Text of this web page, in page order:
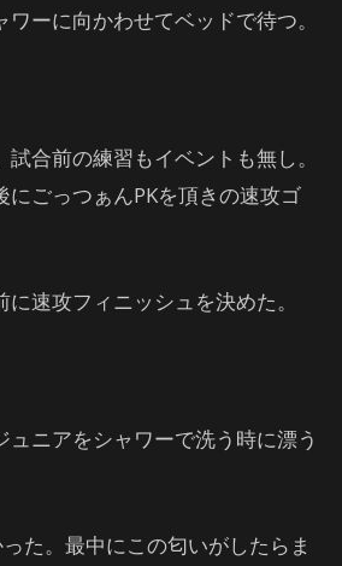
ーに向かわせてベッドで待つ。
合前の練習もイベントも無し。
にごっつぁんPKを頂きの速攻ゴ
速攻フィニッシュを決めた。
ュニアをシャワーで洗う時に漂う
。最中にこの匂いがしたらま